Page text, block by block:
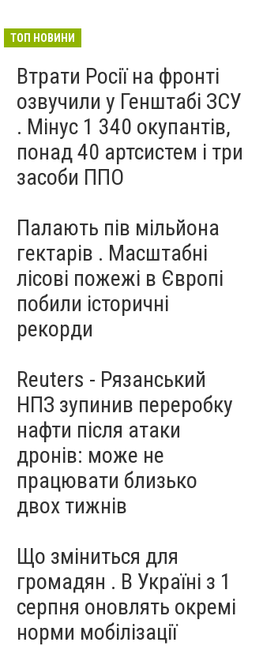
ТОП НОВИНИ
Втрати Росії на фронті
озвучили у Генштабі ЗСУ
. Мінус 1 340 окупантів,
понад 40 артсистем і три
засоби ППО
Палають пів мільйона
гектарів . Масштабні
лісові пожежі в Європі
побили історичні
рекорди
Reuters - Рязанський
НПЗ зупинив переробку
нафти після атаки
дронів: може не
працювати близько
двох тижнів
Що зміниться для
громадян . В Україні з 1
серпня оновлять окремі
норми мобілізації